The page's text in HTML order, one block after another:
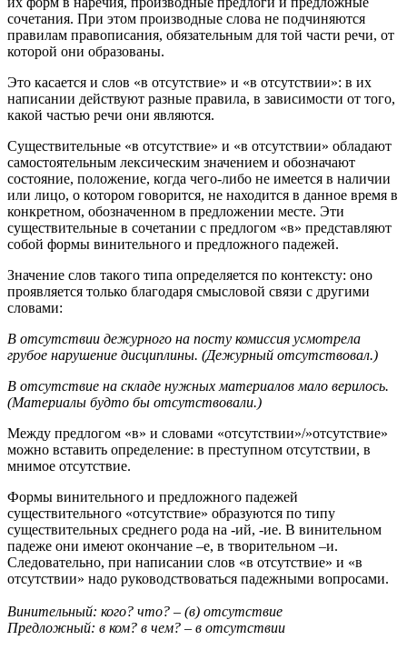
сочетания. При этом производные слова не подчиняются
правилам правописания, обязательным для той части речи, от
которой они образованы.
Это касается и слов «в отсутствие» и «в отсутствии»: в их
написании действуют разные правила, в зависимости от того,
какой частью речи они являются.
Существительные «в отсутствие» и «в отсутствии» обладают
самостоятельным лексическим значением и обозначают
состояние, положение, когда чего-либо не имеется в наличии
или лицо, о котором говорится, не находится в данное время в
конкретном, обозначенном в предложении месте. Эти
существительные в сочетании с предлогом «в» представляют
собой формы винительного и предложного падежей.
Значение слов такого типа определяется по контексту: оно
проявляется только благодаря смысловой связи с другими
словами:
В отсутствии дежурного на посту комиссия усмотрела
грубое нарушение дисциплины. (Дежурный отсутствовал.)
В отсутствие на складе нужных материалов мало верилось.
(Материалы будто бы отсутствовали.)
Между предлогом «в» и словами «отсутствии»/»отсутствие»
можно вставить определение: в преступном отсутствии, в
мнимое отсутствие.
Формы винительного и предложного падежей
существительного «отсутствие» образуются по типу
существительных среднего рода на -ий, -ие. В винительном
падеже они имеют окончание –е, в творительном –и.
Следовательно, при написании слов «в отсутствие» и «в
отсутствии» надо руководствоваться падежными вопросами.
Винительный: кого? что? – (в) отсутствие
Предложный: в ком? в чем? – в отсутствии